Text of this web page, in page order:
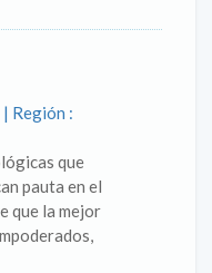
Región :
que
pauta en el
que la mejor